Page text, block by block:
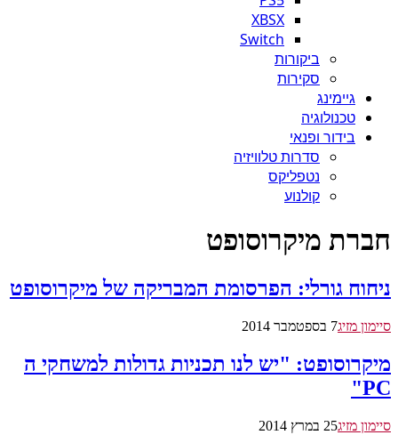
XBSX
Switch
ביקורות
סקירות
גיימינג
טכנולוגיה
בידור ופנאי
סדרות טלוויזיה
נטפליקס
קולנוע
חברת מיקרוסופט
ניחוח גורלי: הפרסומת המבריקה של מיקרוסופט
סיימון מזיג7 בספטמבר 2014
מיקרוסופט: "יש לנו תכניות גדולות למשחקי ה
PC"
סיימון מזיג25 במרץ 2014